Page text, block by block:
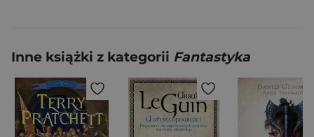
Inne książki z kategorii Fantastyka